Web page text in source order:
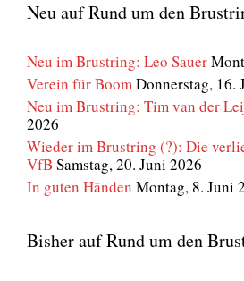
Neu auf Rund um den
Neu im Brustring: Leo Sauer
Verein für Boom Donnerstag, 16.
Neu im Brustring: Tim van der
2026
Wieder im Brustring (?): Die
VfB Samstag, 20. Juni 2026
In guten Händen Montag, 8. Juni
Bisher auf Rund um den